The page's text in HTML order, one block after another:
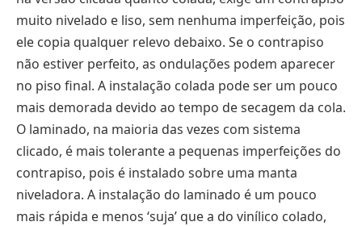
muito nivelado e liso, sem nenhuma imperfeição, pois
ele copia qualquer relevo debaixo. Se o contrapiso
não estiver perfeito, as ondulações podem aparecer
no piso final. A instalação colada pode ser um pouco
mais demorada devido ao tempo de secagem da cola.
O laminado, na maioria das vezes com sistema
clicado, é mais tolerante a pequenas imperfeições do
contrapiso, pois é instalado sobre uma manta
niveladora. A instalação do laminado é um pouco
mais rápida e menos ‘suja’ que a do vinílico colado,